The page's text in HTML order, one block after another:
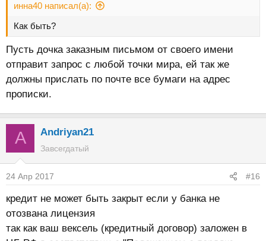
инна40 написал(а):
Как быть?
Пусть дочка заказным письмом от своего имени
отправит запрос с любой точки мира, ей так же
должны прислать по почте все бумаги на адрес
прописки.
A Andriyan21
Завсегдатый
24 Апр 2017 #16
кредит не может быть закрыт если у банка не
отозвана лицензия
так как ваш вексель (кредитный договор) заложен в